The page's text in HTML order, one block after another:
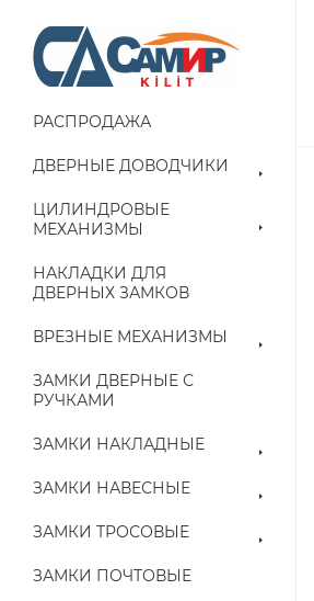
РАСПРОДАЖА
ДВЕРНЫЕ ДОВОДЧИКИ
ЦИЛИНДРОВЫЕ
МЕХАНИЗМЫ
НАКЛАДКИ ДЛЯ
ДВЕРНЫХ ЗАМКОВ
ВРЕЗНЫЕ МЕХАНИЗМЫ
ЗАМКИ ДВЕРНЫЕ С
РУЧКАМИ
ЗАМКИ НАКЛАДНЫЕ
ЗАМКИ НАВЕСНЫЕ
ЗАМКИ ТРОСОВЫЕ
ЗАМКИ ПОЧТОВЫЕ